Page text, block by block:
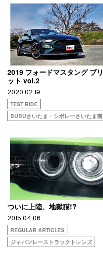
2019 フォードマスタング ブリ
ット vol.2
2020.02.19
TEST RIDE
BUBUさいたま・シボレーさいたま南
ついに上陸、地獄猫!?
2015.04.06
REGULAR ARTICLES
ジャパンレーストラックトレンズ